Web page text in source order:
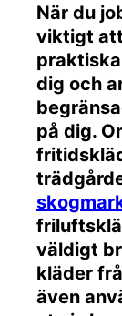
När du
viktigt
dig och
på dig.
väldigt
kläder
även